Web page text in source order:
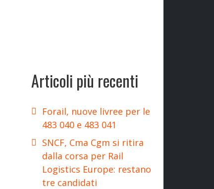
Articoli più recenti
Forail, nuove livree per le
483 040 e 483 041
SNCF, Cma Cgm si ritira
dalla corsa per Rail
Logistics Europe: restano
tre candidati